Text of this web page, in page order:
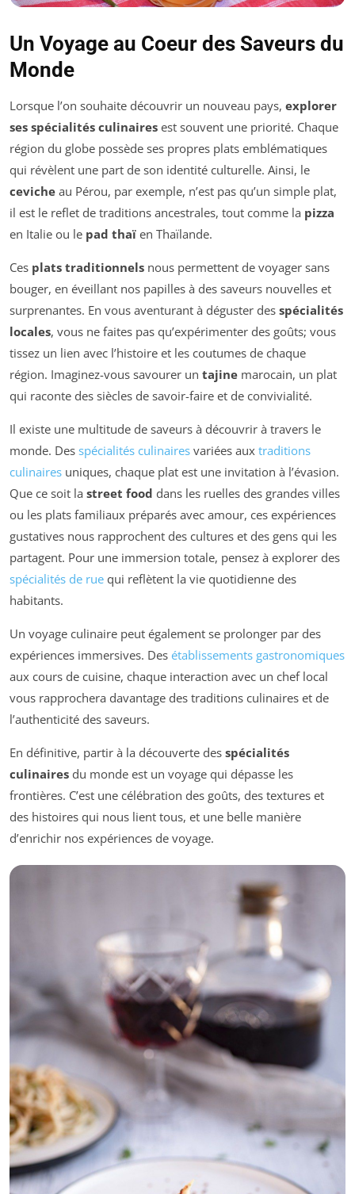
Un Voyage au Coeur des Saveurs du
Monde
Lorsque l’on souhaite découvrir un nouveau pays, explorer
ses spécialités culinaires est souvent une priorité. Chaque
région du globe possède ses propres plats emblématiques
qui révèlent une part de son identité culturelle. Ainsi, le
ceviche au Pérou, par exemple, n’est pas qu’un simple plat,
il est le reflet de traditions ancestrales, tout comme la pizza
en Italie ou le pad thaï en Thaïlande.
Ces plats traditionnels nous permettent de voyager sans
bouger, en éveillant nos papilles à des saveurs nouvelles et
surprenantes. En vous aventurant à déguster des spécialités
locales, vous ne faites pas qu’expérimenter des goûts; vous
tissez un lien avec l’histoire et les coutumes de chaque
région. Imaginez-vous savourer un tajine marocain, un plat
qui raconte des siècles de savoir-faire et de convivialité.
Il existe une multitude de saveurs à découvrir à travers le
monde. Des spécialités culinaires variées aux traditions
culinaires uniques, chaque plat est une invitation à l’évasion.
Que ce soit la street food dans les ruelles des grandes villes
ou les plats familiaux préparés avec amour, ces expériences
gustatives nous rapprochent des cultures et des gens qui les
partagent. Pour une immersion totale, pensez à explorer des
spécialités de rue qui reflètent la vie quotidienne des
habitants.
Un voyage culinaire peut également se prolonger par des
expériences immersives. Des établissements gastronomiques
aux cours de cuisine, chaque interaction avec un chef local
vous rapprochera davantage des traditions culinaires et de
l’authenticité des saveurs.
En définitive, partir à la découverte des spécialités
culinaires du monde est un voyage qui dépasse les
frontières. C’est une célébration des goûts, des textures et
des histoires qui nous lient tous, et une belle manière
d’enrichir nos expériences de voyage.